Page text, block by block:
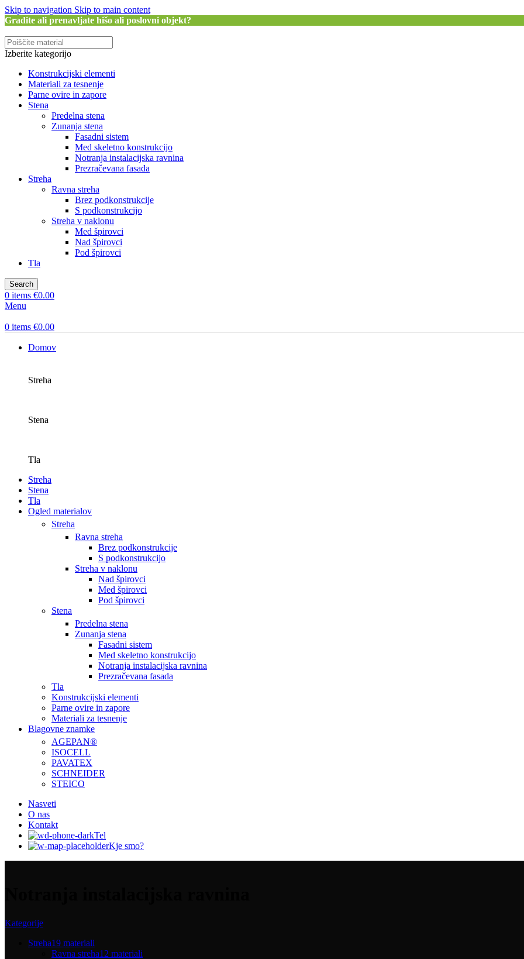
Skip to navigation Skip to main content
Gradite ali prenavljate hišo ali poslovni objekt?
Izberite kategorijo
Konstrukcijski elementi
Materiali za tesnenje
Parne ovire in zapore
Stena
Predelna stena
Zunanja stena
Fasadni sistem
Med skeletno konstrukcijo
Notranja instalacijska ravnina
Prezračevana fasada
Streha
Ravna streha
Brez podkonstrukcije
S podkonstrukcijo
Streha v naklonu
Med špirovci
Nad špirovci
Pod špirovci
Tla
Search
0 items €0.00
Menu
0 items €0.00
Domov
Streha
Stena
Tla
Streha
Stena
Tla
Ogled materialov
Streha
Ravna streha
Brez podkonstrukcije
S podkonstrukcijo
Streha v naklonu
Nad špirovci
Med špirovci
Pod špirovci
Stena
Predelna stena
Zunanja stena
Fasadni sistem
Med skeletno konstrukcijo
Notranja instalacijska ravnina
Prezračevana fasada
Tla
Konstrukcijski elementi
Parne ovire in zapore
Materiali za tesnenje
Blagovne znamke
AGEPAN®
ISOCELL
PAVATEX
SCHNEIDER
STEICO
Nasveti
O nas
Kontakt
Tel
Kje smo?
Kategorije
Streha19 materiali
Ravna streha12 materiali